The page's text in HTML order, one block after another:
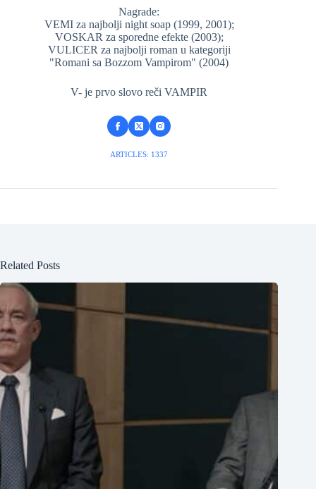
Nagrade:
VEMI za najbolji night soap (1999, 2001);
VOSKAR za sporedne efekte (2003);
VULICER za najbolji roman u kategoriji
"Romani sa Bozzom Vampirom" (2004)
V- je prvo slovo reči VAMPIR
ARTICLES: 1337
Related Posts